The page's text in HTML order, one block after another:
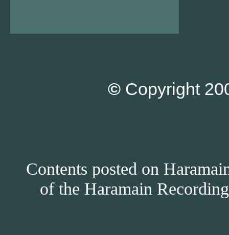
© Copyright
Contents posted on
of the Haramain